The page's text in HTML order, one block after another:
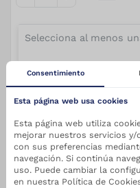
Selecciona al menos
Descripción Medidas
Consentimiento
Esta página web usa cookies
Esta página web utiliza
mejorar nuestros servicios
con sus preferencias
navegación. Si continúa
uso. Puede cambiar la
en nuestra Política de